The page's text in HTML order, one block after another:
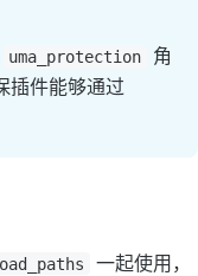
uma_protection
角
插件能够通过
一起使用，